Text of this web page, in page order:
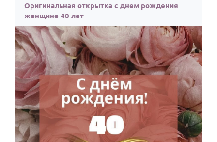
Оригинальная открытка с днем рождения
женщине 40 лет